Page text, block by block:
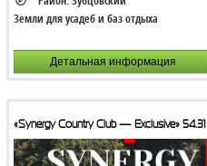
Земли для усадеб и баз отдыха
Детальная информация
«Synergy Country Club — Exclusive» 54.31